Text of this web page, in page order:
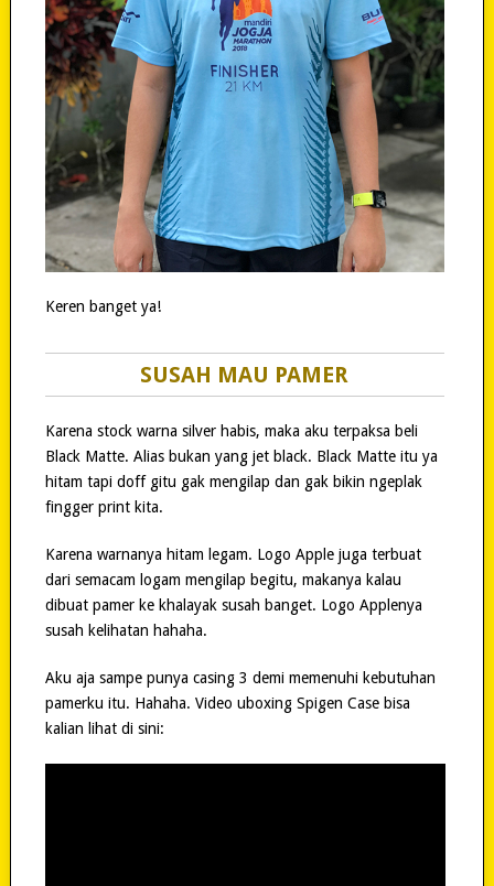
Keren banget ya!
SUSAH MAU PAMER
Karena stock warna silver habis, maka aku terpaksa beli
Black Matte. Alias bukan yang jet black. Black Matte itu ya
hitam tapi doff gitu gak mengilap dan gak bikin ngeplak
fingger print kita.
Karena warnanya hitam legam. Logo Apple juga terbuat
dari semacam logam mengilap begitu, makanya kalau
dibuat pamer ke khalayak susah banget. Logo Applenya
susah kelihatan hahaha.
Aku aja sampe punya casing 3 demi memenuhi kebutuhan
pamerku itu. Hahaha. Video uboxing Spigen Case bisa
kalian lihat di sini: